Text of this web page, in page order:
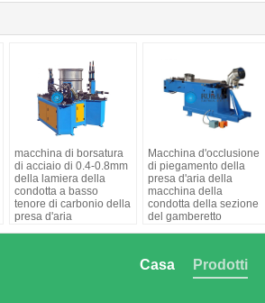
macchina di borsatura
di acciaio di 0.4-0.8mm
della lamiera della
condotta a basso
tenore di carbonio della
presa d'aria
Macchina d'occlusione
di piegamento della
presa d'aria della
macchina della
condotta della sezione
del gamberetto
Prodotti
Casa